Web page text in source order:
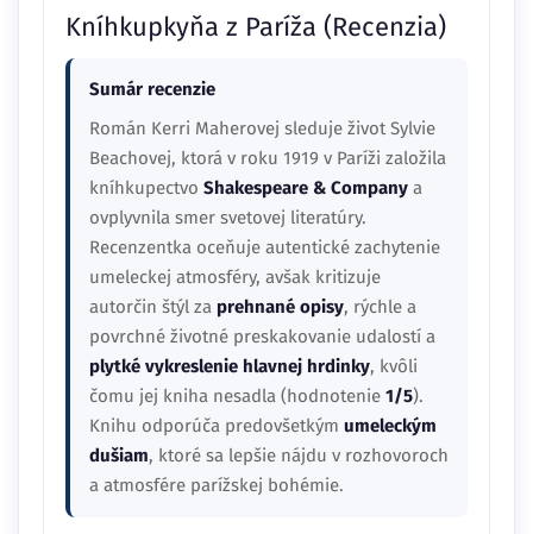
Kníhkupkyňa z Paríža (Recenzia)
Sumár recenzie
Román Kerri Maherovej sleduje život Sylvie
Beachovej, ktorá v roku 1919 v Paríži založila
kníhkupectvo Shakespeare & Company a
ovplyvnila smer svetovej literatúry.
Recenzentka oceňuje autentické zachytenie
umeleckej atmosféry, avšak kritizuje
autorčin štýl za prehnané opisy, rýchle a
povrchné životné preskakovanie udalostí a
plytké vykreslenie hlavnej hrdinky, kvôli
čomu jej kniha nesadla (hodnotenie 1/5).
Knihu odporúča predovšetkým umeleckým
dušiam, ktoré sa lepšie nájdu v rozhovoroch
a atmosfére parížskej bohémie.